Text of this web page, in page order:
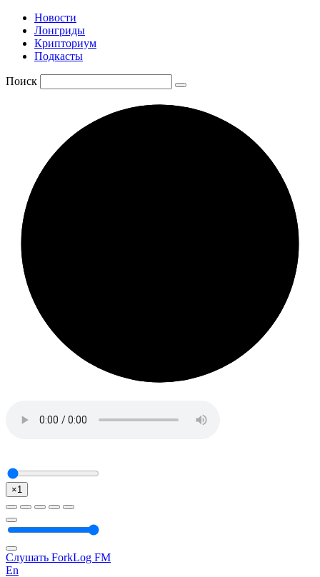
Новости
Лонгриды
Крипториум
Подкасты
Поиск
×1
Слушать ForkLog FM
En